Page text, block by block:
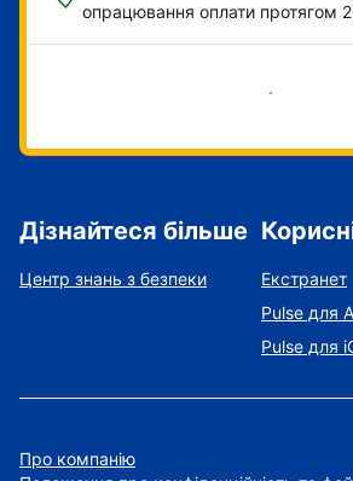
опрацювання оплати протягом
Розпочати зараз
Дізнайтеся більше
Центр знань з безпеки
Екстранет
Pulse для
Pulse для
Про компанію